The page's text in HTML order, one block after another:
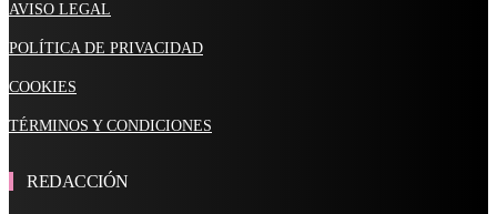
AVISO LEGAL
POLÍTICA DE PRIVACIDAD
COOKIES
TÉRMINOS Y CONDICIONES
REDACCIÓN